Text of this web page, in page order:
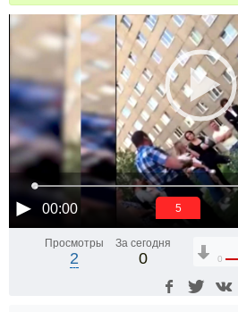
00:00 5
Просмотры
2
За сегодня
0 0